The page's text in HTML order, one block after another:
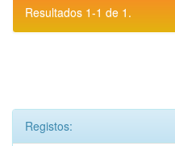
Resultados 1-1 de 1.
Registos: